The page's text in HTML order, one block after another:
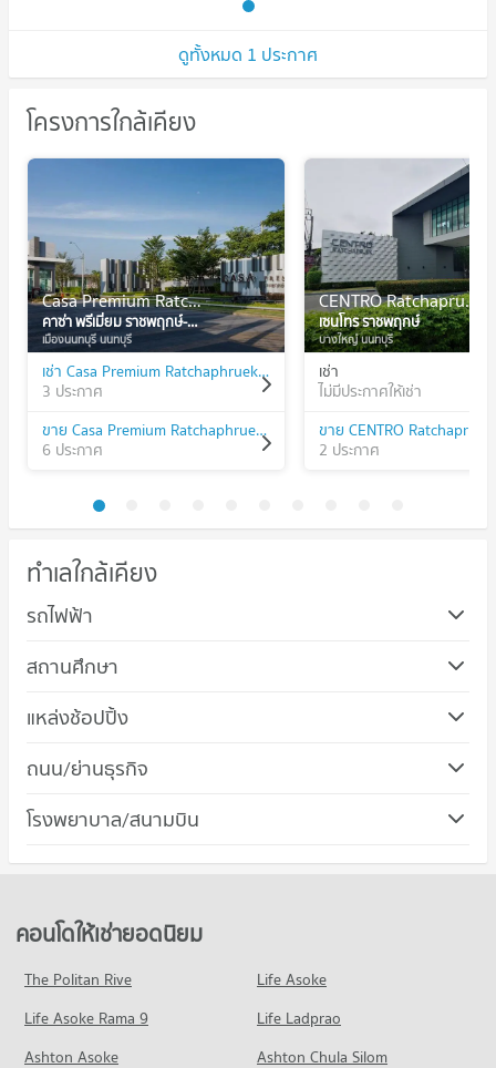
ดูทั้งหมด 1 ประกาศ
โครงการใกล้เคียง
Casa Premium Ratchaphruek-Rama 5
คาซ่า พรีเมี่ยม ราชพฤกษ์-พระราม 5
เมืองนนทบุรี นนทบุรี
เช่า Casa Premium Ratchaphruek-Rama 5
3 ประกาศ
ขาย Casa Premium Ratchaphruek-Rama 5
6 ประกาศ
CENTRO Ratchapruek
เซนโทร ราชพฤกษ์
บางใหญ่ นนทบุรี
เช่า
ไม่มีประกาศให้เช่า
ขาย CENTRO Ratchapruek
2 ประกาศ
ทำเลใกล้เคียง
รถไฟฟ้า
สถานศึกษา
คอนโด ม.ราชพฤกษ์
คอนโดให้เช่า ม.ราชพฤกษ์
ขายคอนโด ม.ราชพฤกษ์
195 โครงการ
คอนโดให้เช่า รร.เปรมประชาวัฒนา
มีคอนโดให้เช่า 70 ประกาศ
มีคอนโดขาย 507 ประกาศ
แหล่งช้อปปิ้ง
คอนโด เดอะ วอล์ค ราชพฤกษ์
คอนโดให้เช่า เดอะ วอล์ค ราชพฤกษ์
คอนโด ตลาดพระราม 5
มีคอนโดให้เช่า 83 ประกาศ
ขายคอนโด ตลาดพระราม 5
ถนน/ย่านธุรกิจ
คอนโด เมืองนนทบุรี นนทบุรี
คอนโดให้เช่า เมืองนนทบุรี นนทบุรี
ขายคอนโด เมืองนนทบุรี นนทบุรี
มีคอนโดขาย 472 ประกาศ
คอนโด ถนนราชพฤกษ์
498 โครงการ
คอนโดให้เช่า ถนนราชพฤกษ์
โรงพยาบาล/สนามบิน
คอนโดให้เช่ายอดนิยม
The Politan Rive
Life Asoke
Life Asoke Rama 9
Life Ladprao
Ashton Asoke
Ashton Chula Silom